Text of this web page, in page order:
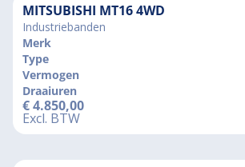
MITSUBISHI MT16 4WD
Industriebanden
Merk
Type
Vermogen
Draaiuren
€4.850,00
Excl. BTW